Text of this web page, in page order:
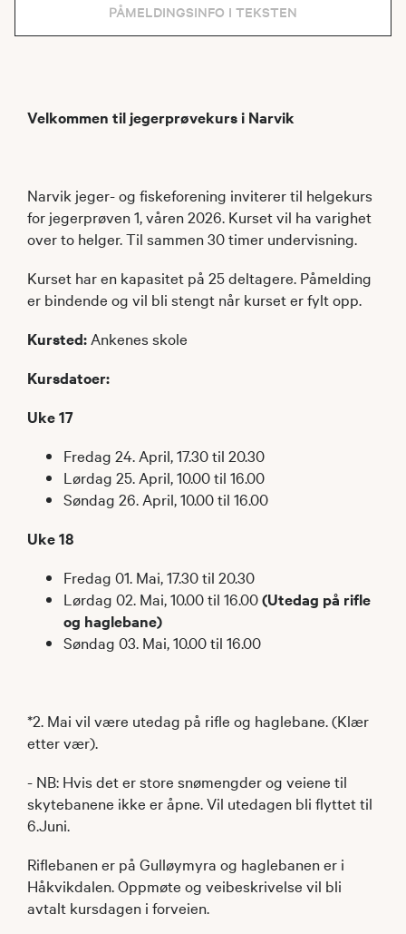
PÅMELDINGSINFO I TEKSTEN
Velkommen til jegerprøvekurs i Narvik
Narvik jeger- og fiskeforening inviterer til helgekurs
for jegerprøven 1, våren 2026. Kurset vil ha varighet
over to helger. Til sammen 30 timer undervisning.
Kurset har en kapasitet på 25 deltagere. Påmelding
er bindende og vil bli stengt når kurset er fylt opp.
Kursted: Ankenes skole
Kursdatoer:
Uke 17
Fredag 24. April, 17.30 til 20.30
Lørdag 25. April, 10.00 til 16.00
Søndag 26. April, 10.00 til 16.00
Uke 18
Fredag 01. Mai, 17.30 til 20.30
Lørdag 02. Mai, 10.00 til 16.00(Utedag på rifle
og haglebane)
Søndag 03. Mai, 10.00 til 16.00
*2. Mai vil være utedag på rifle og haglebane. (Klær
etter vær).
- NB: Hvis det er store snømengder og veiene til
skytebanene ikke er åpne. Vil utedagen bli flyttet til
6.Juni.
Riflebanen er på Gulløymyra og haglebanen er i
Håkvikdalen. Oppmøte og veibeskrivelse vil bli
avtalt kursdagen i forveien.